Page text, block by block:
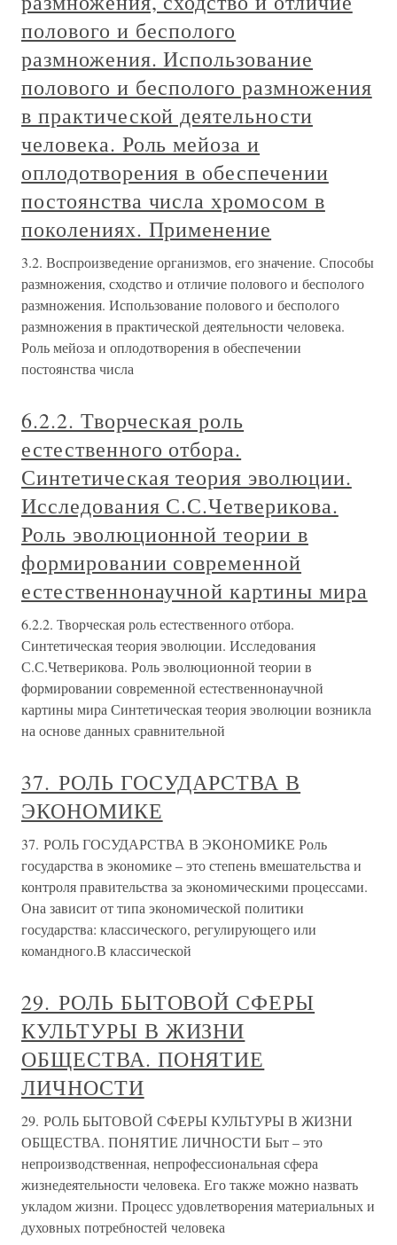
полового и бесполого
размножения. Использование
полового и бесполого размножения
в практической деятельности
человека. Роль мейоза и
оплодотворения в обеспечении
постоянства числа хромосом в
поколениях. Применение
3.2. Воспроизведение организмов, его значение. Способы
размножения, сходство и отличие полового и бесполого
размножения. Использование полового и бесполого
размножения в практической деятельности человека.
Роль мейоза и оплодотворения в обеспечении
постоянства числа
6.2.2. Творческая роль
естественного отбора.
Синтетическая теория эволюции.
Исследования С.С.Четверикова.
Роль эволюционной теории в
формировании современной
естественнонаучной картины мира
6.2.2. Творческая роль естественного отбора.
Синтетическая теория эволюции. Исследования
С.С.Четверикова. Роль эволюционной теории в
формировании современной естественнонаучной
картины мира Синтетическая теория эволюции возникла
на основе данных сравнительной
37. РОЛЬ ГОСУДАРСТВА В
ЭКОНОМИКЕ
37. РОЛЬ ГОСУДАРСТВА В ЭКОНОМИКЕ Роль
государства в экономике – это степень вмешательства и
контроля правительства за экономическими процессами.
Она зависит от типа экономической политики
государства: классического, регулирующего или
командного.В классической
29. РОЛЬ БЫТОВОЙ СФЕРЫ
КУЛЬТУРЫ В ЖИЗНИ
ОБЩЕСТВА. ПОНЯТИЕ
ЛИЧНОСТИ
29. РОЛЬ БЫТОВОЙ СФЕРЫ КУЛЬТУРЫ В ЖИЗНИ
ОБЩЕСТВА. ПОНЯТИЕ ЛИЧНОСТИ Быт – это
непроизводственная, непрофессиональная сфера
жизнедеятельности человека. Его также можно назвать
укладом жизни. Процесс удовлетворения материальных и
духовных потребностей человека